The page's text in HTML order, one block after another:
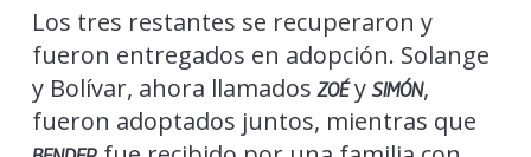
Los tres restantes se recuperaron y
fueron entregados en adopción. Solange
y Bolívar, ahora llamadosZOÉy SIMÓN,
fueron adoptados juntos, mientras que